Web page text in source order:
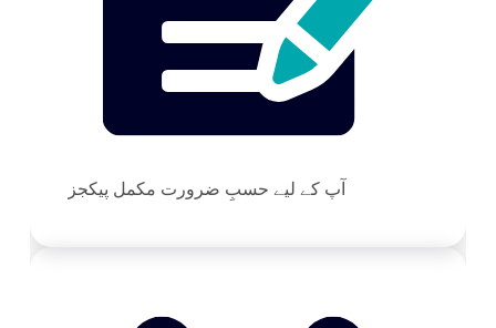
آپ کے لیے حسبِ ضرورت مکمل پیکجز